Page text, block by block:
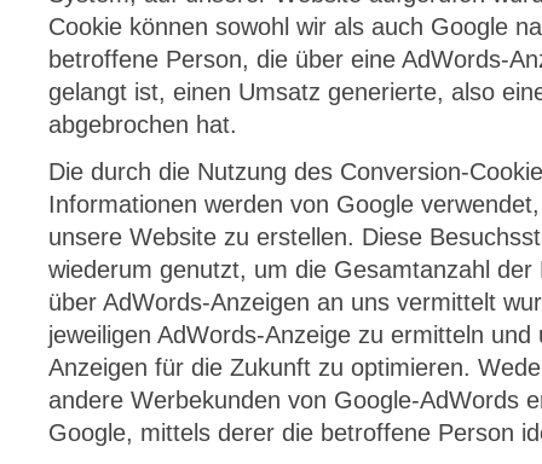
Cookie können sowohl wir als auch Google
betroffene Person, die über eine AdWords-
gelangt ist, einen Umsatz generierte, also
abgebrochen hat.
Die durch die Nutzung des Conversion-
Informationen werden von Google
unsere Website zu erstellen. Diese
wiederum genutzt, um die Gesamtanzahl
über AdWords-Anzeigen an uns vermittelt
jeweiligen AdWords-Anzeige zu ermitteln
Anzeigen für die Zukunft zu optimieren.
andere Werbekunden von Google-AdWords
Google, mittels derer die betroffene Person